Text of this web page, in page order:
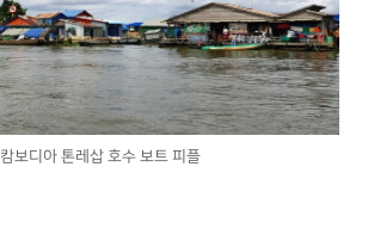
캄보디아 톤레삽 호수 보트 피플